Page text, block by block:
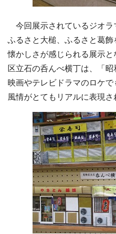
今回展示されているジオラ
ふるさと大槌、ふるさと葛
懐かしさが感じられる展示
区立石の呑んべ横丁は、「
映画やテレビドラマのロケ
風情がとてもリアルに表現さ